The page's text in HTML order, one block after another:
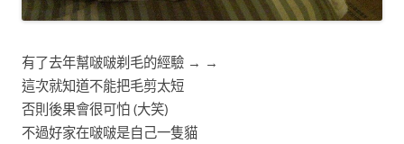
有了去年幫啵啵剃毛的經驗 → →
這次就知道不能把毛剪太短
否則後果會很可怕 (大笑)
不過好家在啵啵是自己一隻貓